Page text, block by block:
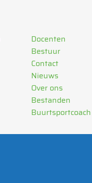
Docenten
Bestuur
Contact
Nieuws
Over ons
Bestanden
Buurtsportcoach